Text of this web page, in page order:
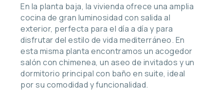
En la planta baja, la vivienda ofrece una amplia
cocina de gran luminosidad con salida al
exterior, perfecta para el día a día y para
disfrutar del estilo de vida mediterráneo. En
esta misma planta encontramos un acogedor
salón con chimenea, un aseo de invitados y un
dormitorio principal con baño en suite, ideal
por su comodidad y funcionalidad.